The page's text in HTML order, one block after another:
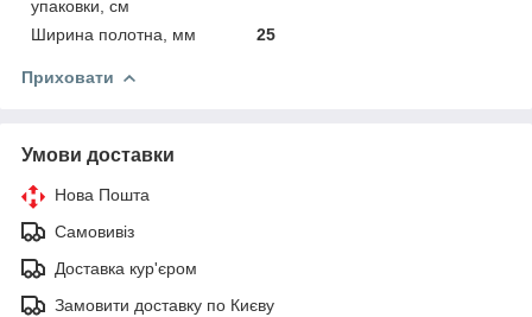
упаковки, см
Ширина полотна, мм 25
Приховати
Умови доставки
Нова Пошта
Самовивіз
Доставка кур'єром
Замовити доставку по Києву